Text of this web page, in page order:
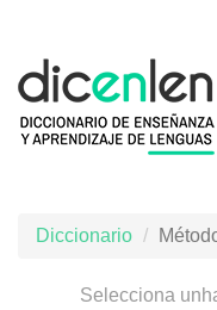
contido
principal
Diccionario
Selecciona